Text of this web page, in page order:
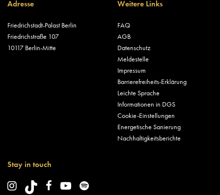
Adresse
Friedrichstadt-Palast Berlin
Friedrichstraße 107
10117 Berlin-Mitte
Weitere Links
FAQ
AGB
Datenschutz
Meldestelle
Impressum
Barrierefreiheits-Erklärung
Leichte Sprache
Informationen in DGS
Cookie-Einstellungen
Energetische Sanierung
Nachhaltigkeitsberichte
Stay in touch